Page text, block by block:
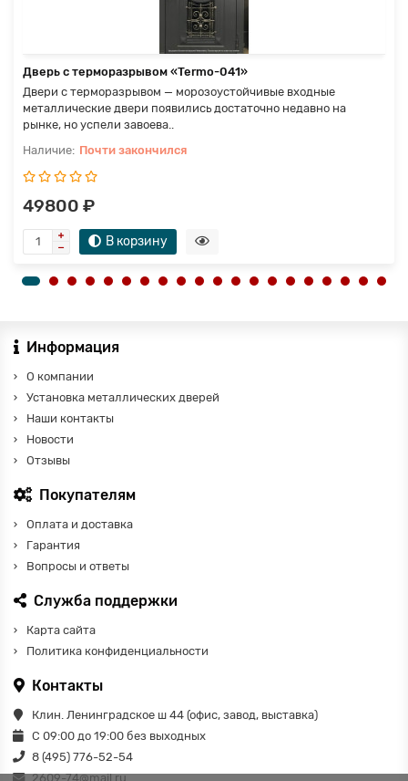
Дверь с терморазрывом «Termo-041»
Двери с терморазрывом — морозоустойчивые входные
металлические двери появились достаточно недавно на
рынке, но успели завоева..
Почти закончился
49800 ₽
В корзину
Информация
О компании
Установка металлических дверей
Наши контакты
Новости
Отзывы
Покупателям
Оплата и доставка
Гарантия
Вопросы и ответы
Служба поддержки
Карта сайта
Политика конфиденциальности
Контакты
Клин. Ленинградское ш 44 (офис, завод, выставка)
С 09:00 до 19:00 без выходных
8 (495) 776-52-54
2609-74@mail.ru